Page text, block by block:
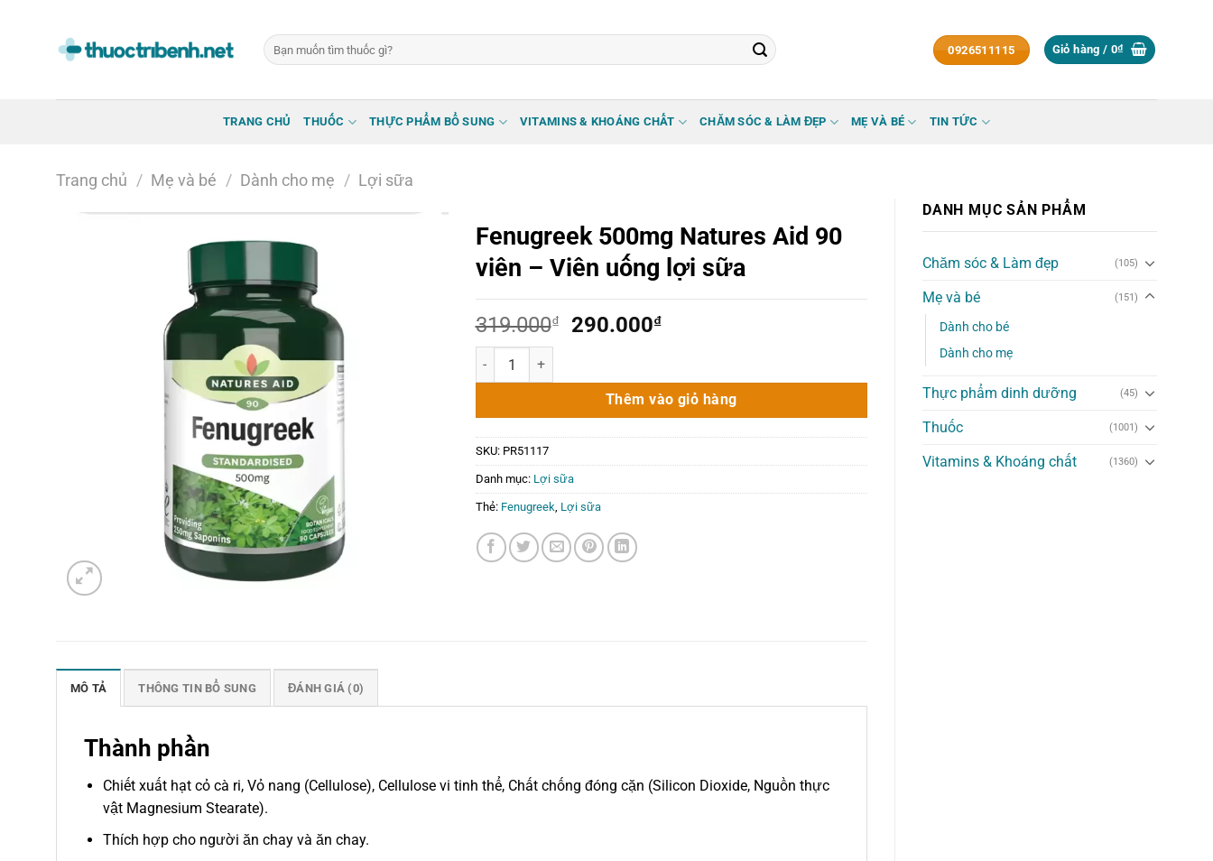
Tìm
kiếm:
0926511115 Giỏ hàng / 0₫
TRANG CHỦ THUỐC THỰC PHẨM BỔ SUNG VITAMINS & KHOÁNG CHẤT CHĂM SÓC & LÀM ĐẸP MẸ VÀ BÉ TIN TỨC
Trang chủ / Mẹ và bé / Dành cho mẹ / Lợi sữa
DANH MỤC SẢN PHẨM
Chăm sóc & Làm đẹp (105)
Mẹ và bé (151)
Dành cho bé
Dành cho mẹ
Thực phẩm dinh dưỡng (45)
Thuốc (1001)
Vitamins & Khoáng chất (1360)
Fenugreek 500mg Natures Aid 90
viên – Viên uống lợi sữa
319.000₫
Giá
319.000₫.
290.000₫Giá
là:
290.000₫.
Fenugreek 500mg Natures Aid 90 viên – Viên uống lợi sữa số lượng
Thêm vào giỏ hàng
SKU: PR51117
Danh mục: Lợi sữa
Thẻ: Fenugreek Lợi sữa
MÔ TẢ THÔNG TIN BỔ SUNG ĐÁNH GIÁ (0)
Thành phần
Chiết xuất hạt cỏ cà ri, Vỏ nang (Cellulose), Cellulose vi tinh thể, Chất chống đóng cặn (Silicon Dioxide, Nguồn thực
vật Magnesium Stearate).
Thích hợp cho người ăn chay và ăn chay.